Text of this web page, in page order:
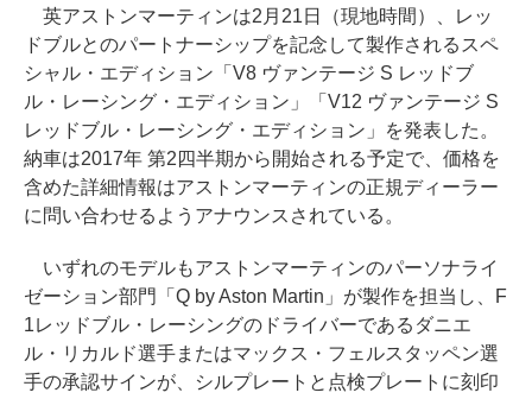
英アストンマーティンは2月21日（現地時間）、レッ
ドブルとのパートナーシップを記念して製作されるスペ
シャル・エディション「V8 ヴァンテージ S レッドブ
ル・レーシング・エディション」「V12 ヴァンテージ S
レッドブル・レーシング・エディション」を発表した。
納車は2017年 第2四半期から開始される予定で、価格を
含めた詳細情報はアストンマーティンの正規ディーラー
に問い合わせるようアナウンスされている。
いずれのモデルもアストンマーティンのパーソナライ
ゼーション部門「Q by Aston Martin」が製作を担当し、F
1レッドブル・レーシングのドライバーであるダニエ
ル・リカルド選手またはマックス・フェルスタッペン選
手の承認サインが、シルプレートと点検プレートに刻印